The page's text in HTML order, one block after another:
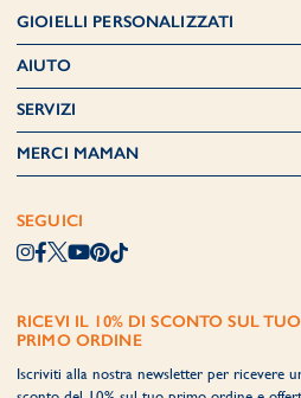
GIOIELLI PERSONALIZZATI
AIUTO
SERVIZI
MERCI MAMAN
SEGUICI
RICEVI IL 10% DI SCONTO SUL TUO
PRIMO ORDINE
Iscriviti alla nostra newsletter per ricevere